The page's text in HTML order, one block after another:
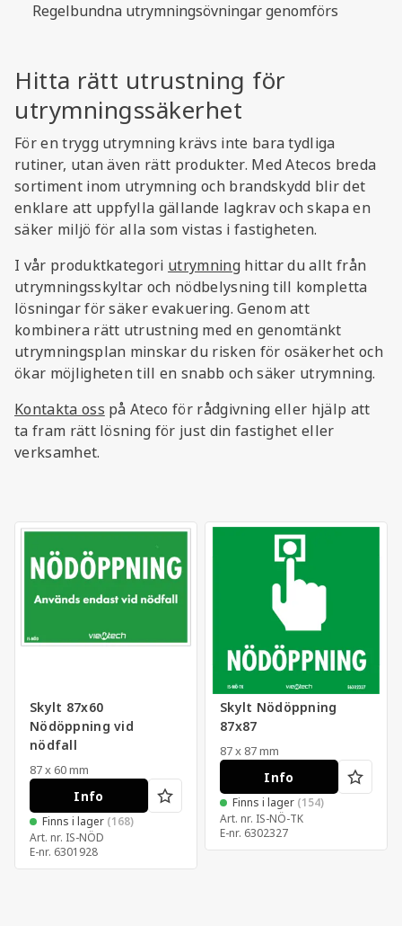
Regelbundna utrymningsövningar genomförs
Hitta rätt utrustning för
utrymningssäkerhet
För en trygg utrymning krävs inte bara tydliga
rutiner, utan även rätt produkter. Med Atecos breda
sortiment inom utrymning och brandskydd blir det
enklare att uppfylla gällande lagkrav och skapa en
säker miljö för alla som vistas i fastigheten.
I vår produktkategori utrymninghittar du allt från
utrymningsskyltar och nödbelysning till kompletta
lösningar för säker evakuering. Genom att
kombinera rätt utrustning med en genomtänkt
utrymningsplan minskar du risken för osäkerhet och
ökar möjligheten till en snabb och säker utrymning.
Kontakta oss på Ateco för rådgivning eller hjälp att
ta fram rätt lösning för just din fastighet eller
verksamhet.
Skylt 87x60
Nödöppning vid
nödfall
87 x 60 mm
Info
Finns i lager (168)
Art. nr. IS-NÖD
E-nr. 6301928
Skylt Nödöppning
87x87
87 x 87 mm
Info
Finns i lager (154)
Art. nr. IS-NÖ-TK
E-nr. 6302327